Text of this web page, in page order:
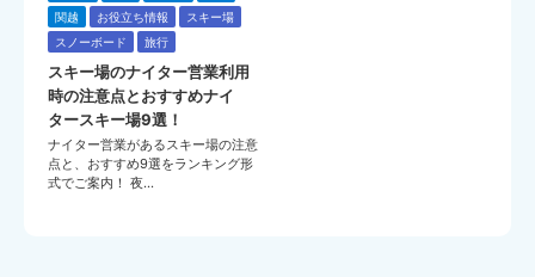
関越
お役立ち情報
スキー場
スノーボード
旅行
スキー場のナイター営業利用
時の注意点とおすすめナイ
タースキー場9選！
ナイター営業があるスキー場の注意
点と、おすすめ9選をランキング形
式でご案内！ 夜…